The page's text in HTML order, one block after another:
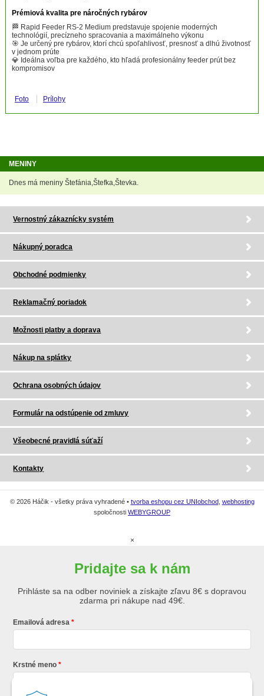
Prémiová kvalita pre náročných rybárov
🏁 Rapid Feeder RS-2 Medium predstavuje spojenie moderných
technológií, precízneho spracovania a maximálneho výkonu
🎯 Je určený pre rybárov, ktorí chcú spoľahlivosť, presnosť a dlhú životnosť
v jednom prúte
💎 Ideálna voľba pre každého, kto hľadá profesionálny feeder prút bez
kompromisov
Foto Prílohy
MENINY
Dnes má meniny Štefánia,Štefka,Števka.
Vernostný zákaznícky systém
Nákupný poradca
Obchodné podmienky
Reklamačný poriadok
Možnosti platby a doprava
Nákup na splátky
Ochrana osobných údajov
Formulár na odstúpenie od zmluvy
Všeobecné pravidlá súťaží
Kontakty
© 2026 Háčik - všetky práva vyhradené • tvorba eshopu cez UNIobchod webhosting
spoločnosti WEBYGROUP
×
Pridajte sa k nám
Prihláste sa na odber noviniek a získajte zľavu 8€ s dopravou
zdarma pri nákupe nad 49€.
Emailová adresa
Krstné meno